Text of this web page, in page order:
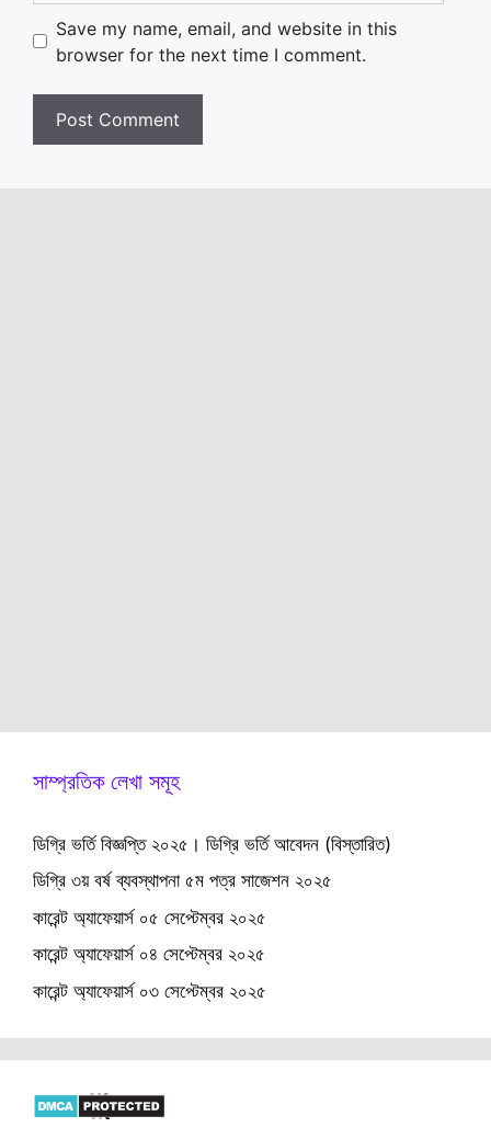
Save my name, email, and website in this
browser for the next time I comment.
সাম্প্রতিক লেখা সমূহ
ডিগ্রি ভর্তি বিজ্ঞপ্তি ২০২৫। ডিগ্রি ভর্তি আবেদন (বিস্তারিত)
ডিগ্রি ৩য় বর্ষ ব্যবস্থাপনা ৫ম পত্র সাজেশন ২০২৫
কারেন্ট অ্যাফেয়ার্স ০৫ সেপ্টেম্বর ২০২৫
কারেন্ট অ্যাফেয়ার্স ০৪ সেপ্টেম্বর ২০২৫
কারেন্ট অ্যাফেয়ার্স ০৩ সেপ্টেম্বর ২০২৫